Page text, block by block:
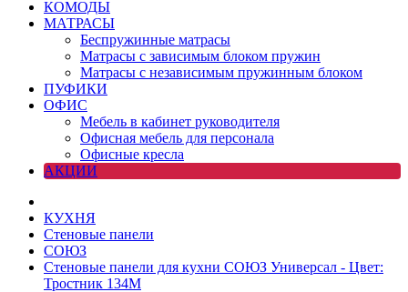
КОМОДЫ
МАТРАСЫ
Беспружинные матрасы
Матрасы с зависимым блоком пружин
Матрасы с независимым пружинным блоком
ПУФИКИ
ОФИС
Мебель в кабинет руководителя
Офисная мебель для персонала
Офисные кресла
АКЦИИ
КУХНЯ
Стеновые панели
СОЮЗ
Стеновые панели для кухни СОЮЗ Универсал - Цвет:
Тростник 134М